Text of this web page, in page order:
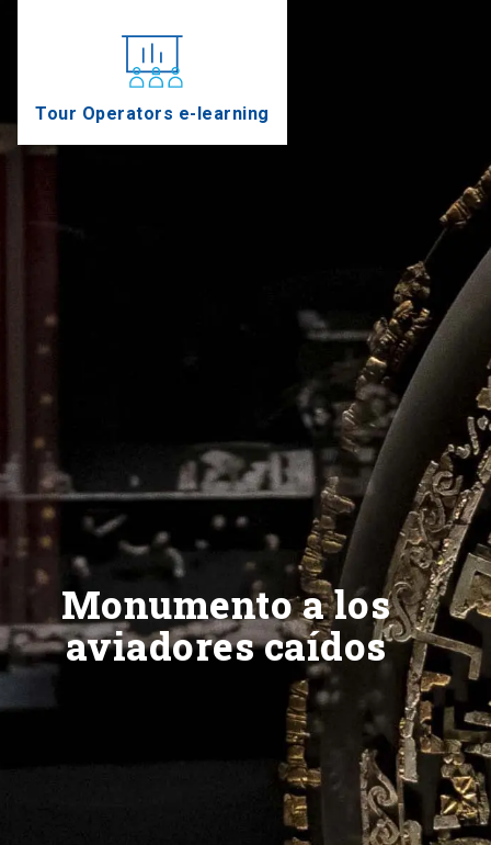
Tour Operators e-learning
Monumento a los
aviadores caídos